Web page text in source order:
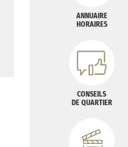
ANNUAIRE
HORAIRES
CONSEILS
DE QUARTIER